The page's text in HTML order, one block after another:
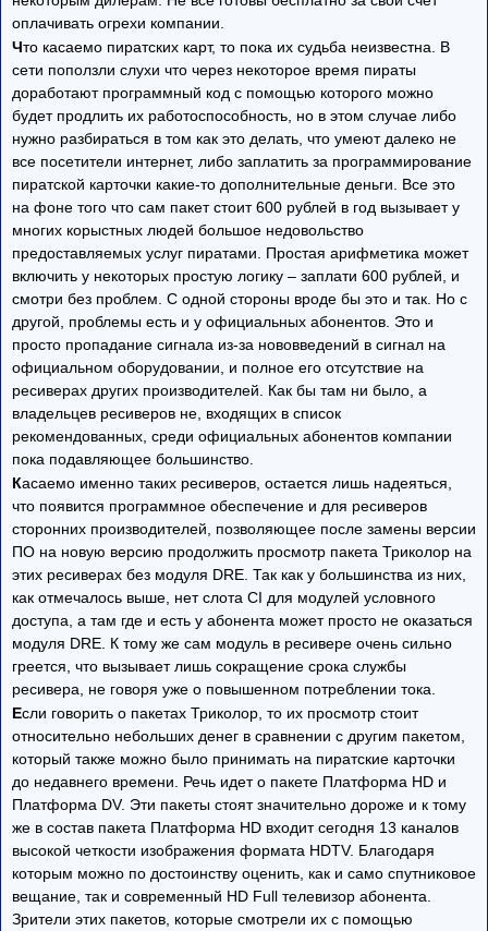
оплачивать огрехи компании.
Что касаемо пиратских карт, то пока их судьба неизвестна. В
сети поползли слухи что через некоторое время пираты
доработают программный код с помощью которого можно
будет продлить их работоспособность, но в этом случае либо
нужно разбираться в том как это делать, что умеют далеко не
все посетители интернет, либо заплатить за программирование
пиратской карточки какие-то дополнительные деньги. Все это
на фоне того что сам пакет стоит 600 рублей в год вызывает у
многих корыстных людей большое недовольство
предоставляемых услуг пиратами. Простая арифметика может
включить у некоторых простую логику – заплати 600 рублей, и
смотри без проблем. С одной стороны вроде бы это и так. Но с
другой, проблемы есть и у официальных абонентов. Это и
просто пропадание сигнала из-за нововведений в сигнал на
официальном оборудовании, и полное его отсутствие на
ресиверах других производителей. Как бы там ни было, а
владельцев ресиверов не, входящих в список
рекомендованных, среди официальных абонентов компании
пока подавляющее большинство.
Касаемо именно таких ресиверов, остается лишь надеяться,
что появится программное обеспечение и для ресиверов
сторонних производителей, позволяющее после замены версии
ПО на новую версию продолжить просмотр пакета Триколор на
этих ресиверах без модуля DRE. Так как у большинства из них,
как отмечалось выше, нет слота CI для модулей условного
доступа, а там где и есть у абонента может просто не оказаться
модуля DRE. К тому же сам модуль в ресивере очень сильно
греется, что вызывает лишь сокращение срока службы
ресивера, не говоря уже о повышенном потреблении тока.
Если говорить о пакетах Триколор, то их просмотр стоит
относительно небольших денег в сравнении с другим пакетом,
который также можно было принимать на пиратские карточки
до недавнего времени. Речь идет о пакете Платформа HD и
Платформа DV. Эти пакеты стоят значительно дороже и к тому
же в состав пакета Платформа HD входит сегодня 13 каналов
высокой четкости изображения формата HDTV. Благодаря
которым можно по достоинству оценить, как и само спутниковое
вещание, так и современный HD Full телевизор абонента.
Зрители этих пакетов, которые смотрели их с помощью